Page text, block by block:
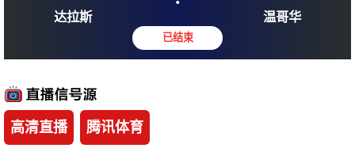
:
高清直播 腾讯体育